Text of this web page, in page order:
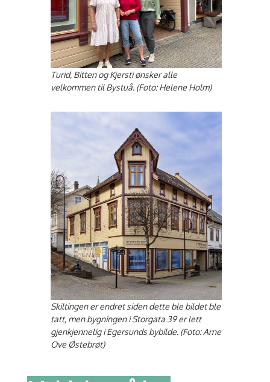
Turid, Bitten og Kjersti ønsker alle
velkommen til Bystuå. (Foto: Helene Holm)
Skiltingen er endret siden dette ble bildet ble
tatt, men bygningen i Storgata 39 er lett
gjenkjennelig i Egersunds bybilde. (Foto: Arne
Ove Østebrøt)